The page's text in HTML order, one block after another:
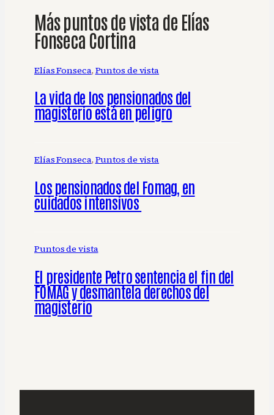
Más puntos de vista de Elías
Fonseca Cortina
Elías Fonseca, Puntos de vista
La vida de los pensionados del
magisterio está en peligro
Elías Fonseca, Puntos de vista
Los pensionados del Fomag, en
cuidados intensivos
Puntos de vista
El presidente Petro sentencia el fin del
FOMAG y desmantela derechos del
magisterio